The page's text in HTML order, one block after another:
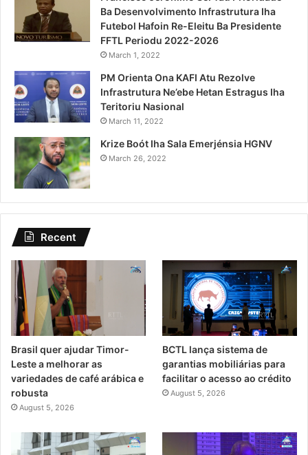
Ba Desenvolvimento Infrastrutura Iha
Futebol Hafoin Re-Eleitu Ba Presidente
FFTL Periodu 2022-2026
March 1, 2022
PM Orienta Ona KAFI Atu Rezolve
Infrastrutura Ne’ebe Hetan Estragus Iha
Teritoriu Nasional
March 11, 2022
Krize Boót Iha Sala Emerjénsia HGNV
March 26, 2022
Recent
Brasil quer ajudar Timor-
Leste a melhorar as
variedades de café arábica e
robusta
August 5, 2026
BCTL lança sistema de
garantias mobiliárias para
facilitar o acesso ao crédito
August 5, 2026